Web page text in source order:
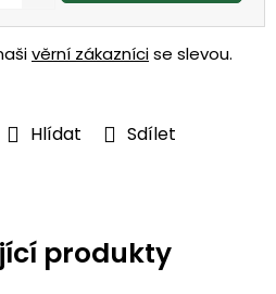
Hlídat Sdílet
věrní zákaznícise slevou.
produkty